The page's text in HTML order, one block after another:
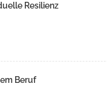
Resilienz
Beruf